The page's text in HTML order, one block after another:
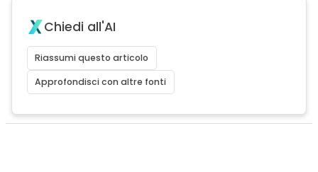
Chiedi all'AI
Riassumi questo articolo
Approfondisci con altre fonti